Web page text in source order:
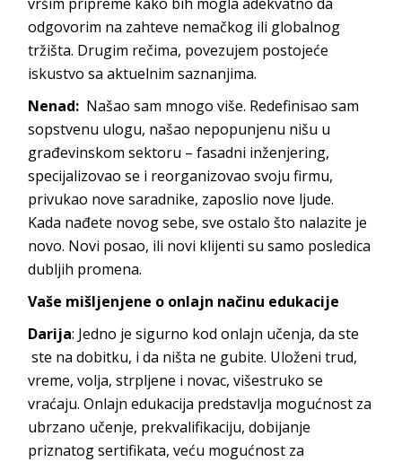
vršim pripreme kako bih mogla adekvatno da
odgovorim na zahteve nemačkog ili globalnog
tržišta. Drugim rečima, povezujem postojeće
iskustvo sa aktuelnim saznanjima.
Nenad: Našao sam mnogo više. Redefinisao sam
sopstvenu ulogu, našao nepopunjenu nišu u
građevinskom sektoru – fasadni inženjering,
specijalizovao se i reorganizovao svoju firmu,
privukao nove saradnike, zaposlio nove ljude.
Kada nađete novog sebe, sve ostalo što nalazite je
novo. Novi posao, ili novi klijenti su samo posledica
dubljih promena.
Vaše mišljenjene o onlajn načinu edukacije
Darija: Jedno je sigurno kod onlajn učenja, da ste
ste na dobitku, i da ništa ne gubite. Uloženi trud,
vreme, volja, strpljene i novac, višestruko se
vraćaju. Onlajn edukacija predstavlja mogućnost za
ubrzano učenje, prekvalifikaciju, dobijanje
priznatog sertifikata, veću mogućnost za